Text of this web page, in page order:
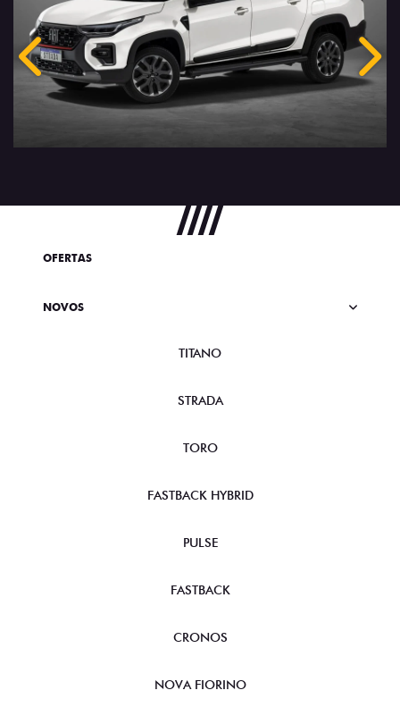
Anterior
OFERTAS
NOVOS
TITANO
STRADA
TORO
FASTBACK HYBRID
PULSE
FASTBACK
CRONOS
NOVA FIORINO